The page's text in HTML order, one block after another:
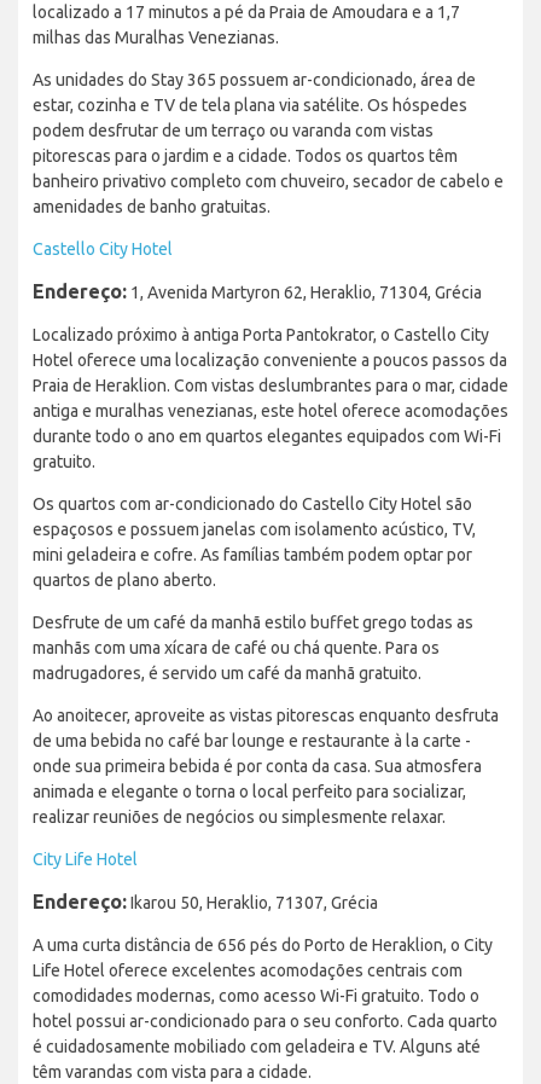
localizado a 17 minutos a pé da Praia de Amoudara e a 1,7
milhas das Muralhas Venezianas.
As unidades do Stay 365 possuem ar-condicionado, área de
estar, cozinha e TV de tela plana via satélite. Os hóspedes
podem desfrutar de um terraço ou varanda com vistas
pitorescas para o jardim e a cidade. Todos os quartos têm
banheiro privativo completo com chuveiro, secador de cabelo e
amenidades de banho gratuitas.
Castello City Hotel
Endereço: 1, Avenida Martyron 62, Heraklio, 71304, Grécia
Localizado próximo à antiga Porta Pantokrator, o Castello City
Hotel oferece uma localização conveniente a poucos passos da
Praia de Heraklion. Com vistas deslumbrantes para o mar, cidade
antiga e muralhas venezianas, este hotel oferece acomodações
durante todo o ano em quartos elegantes equipados com Wi-Fi
gratuito.
Os quartos com ar-condicionado do Castello City Hotel são
espaçosos e possuem janelas com isolamento acústico, TV,
mini geladeira e cofre. As famílias também podem optar por
quartos de plano aberto.
Desfrute de um café da manhã estilo buffet grego todas as
manhãs com uma xícara de café ou chá quente. Para os
madrugadores, é servido um café da manhã gratuito.
Ao anoitecer, aproveite as vistas pitorescas enquanto desfruta
de uma bebida no café bar lounge e restaurante à la carte -
onde sua primeira bebida é por conta da casa. Sua atmosfera
animada e elegante o torna o local perfeito para socializar,
realizar reuniões de negócios ou simplesmente relaxar.
City Life Hotel
Endereço:Ikarou 50, Heraklio, 71307, Grécia
A uma curta distância de 656 pés do Porto de Heraklion, o City
Life Hotel oferece excelentes acomodações centrais com
comodidades modernas, como acesso Wi-Fi gratuito. Todo o
hotel possui ar-condicionado para o seu conforto. Cada quarto
é cuidadosamente mobiliado com geladeira e TV. Alguns até
têm varandas com vista para a cidade.